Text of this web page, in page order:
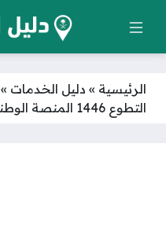
الرئيسية » دليل الخدمات »
التطوع 1446 المنصة الوطنية للتطوع